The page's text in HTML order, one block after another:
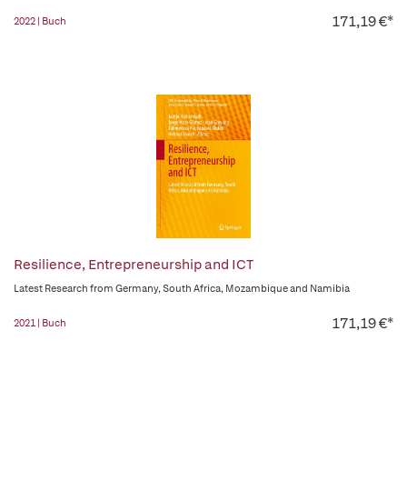
2022 | Buch 171,19 €*
Resilience, Entrepreneurship and ICT
Latest Research from Germany, South Africa, Mozambique and Namibia
2021 | Buch 171,19 €*